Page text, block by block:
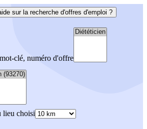
sur la recherche d'offres d'emploi ?
clé, numéro d'offre
lieu choisi